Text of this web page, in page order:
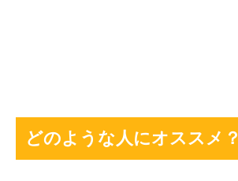
どのような人にオススメ？